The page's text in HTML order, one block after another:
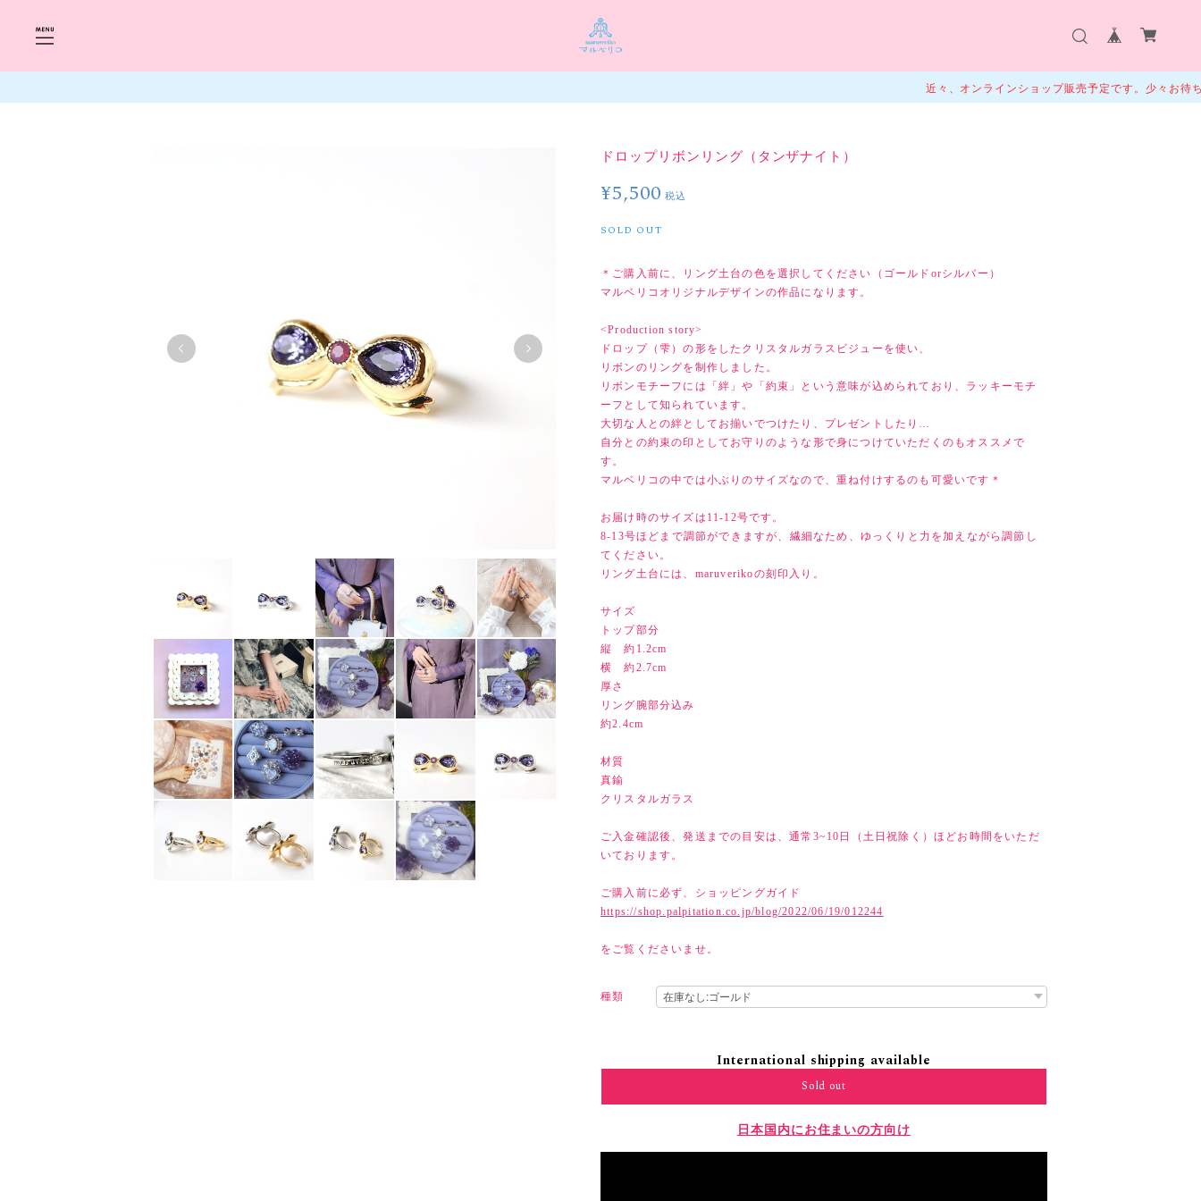
近々、オンラインショップ販売予定です。少々お待ちくださいま
ドロップリボンリング（タンザナイト）
¥5,500 税込
SOLD OUT
＊ご購入前に、リング土台の色を選択してください（ゴールドorシルバー）
マルベリコオリジナルデザインの作品になります。
<Production story>
ドロップ（雫）の形をしたクリスタルガラスビジューを使い、
リボンのリングを制作しました。
リボンモチーフには「絆」や「約束」という意味が込められており、ラッキーモチ
ーフとして知られています。
大切な人との絆としてお揃いでつけたり、プレゼントしたり…
自分との約束の印としてお守りのような形で身につけていただくのもオススメで
す。
マルベリコの中では小ぶりのサイズなので、重ね付けするのも可愛いです＊
お届け時のサイズは11-12号です。
8-13号ほどまで調節ができますが、繊細なため、ゆっくりと力を加えながら調節し
てください。
リング土台には、maruverikoの刻印入り。
サイズ
トップ部分
縦 約1.2cm
横 約2.7cm
厚さ
リング腕部分込み
約2.4cm
材質
真鍮
クリスタルガラス
ご入金確認後、発送までの目安は、通常3~10日（土日祝除く）ほどお時間をいただ
いております。
ご購入前に必ず、ショッピングガイド
https://shop.palpitation.co.jp/blog/2022/06/19/012244
をご覧くださいませ。
種類
International shipping available
Sold out
日本国内にお住まいの方向け